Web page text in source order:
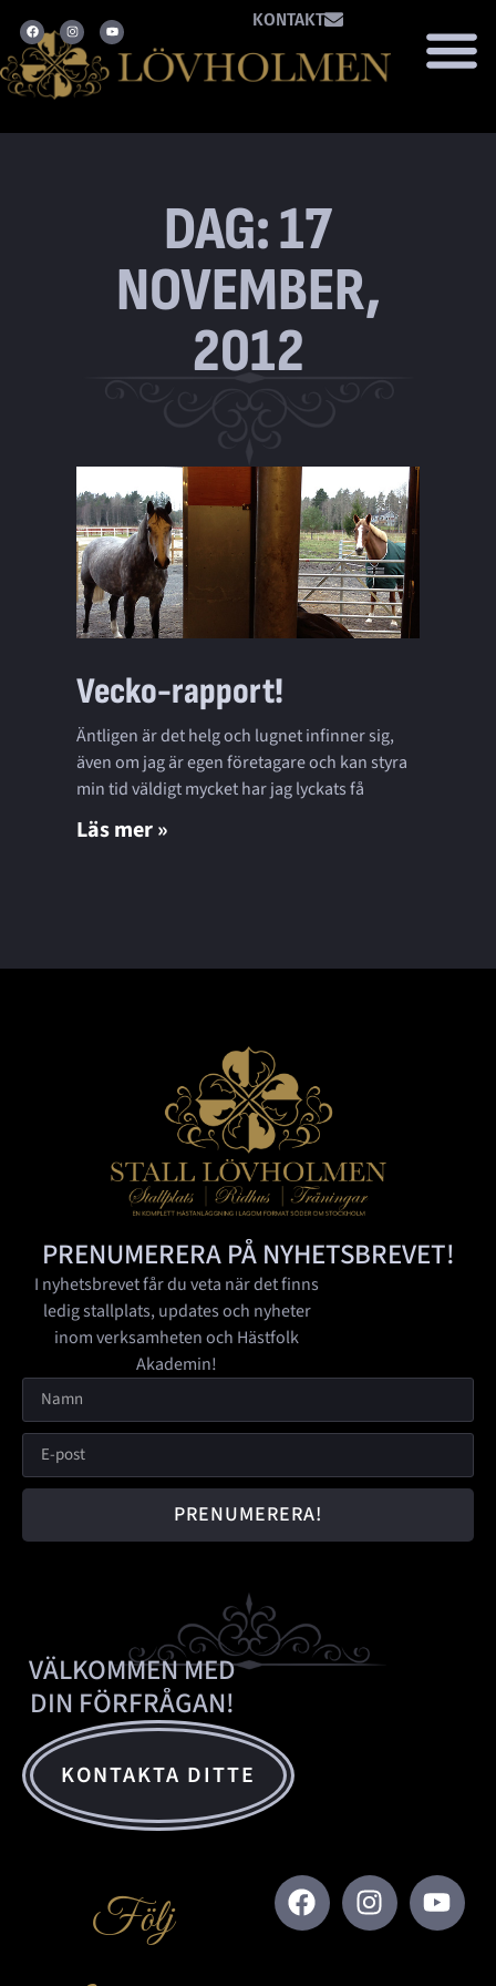
KONTAKT
DAG: 17
NOVEMBER,
2012
Vecko-rapport!
Äntligen är det helg och lugnet infinner sig,
även om jag är egen företagare och kan styra
min tid väldigt mycket har jag lyckats få
Läs mer »
VÄLKOMMEN MED
DIN FÖRFRÅGAN!
KONTAKTA DITTE
PRENUMERERA PÅ NYHETSBREVET!
I nyhetsbrevet får du veta när det finns
ledig stallplats, updates och nyheter
inom verksamheten och Hästfolk
Akademin!
PRENUMERERA!
Följ